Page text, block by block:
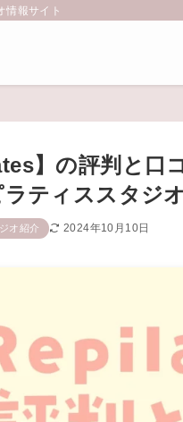
情報サイト
】の評判と口
ティススタジオ
オ紹介 2024年10月10日